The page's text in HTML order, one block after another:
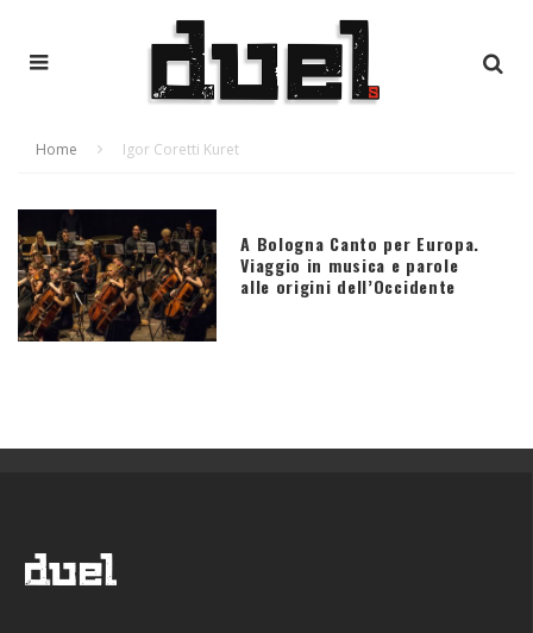
Home Igor Coretti Kuret
A Bologna Canto per Europa.
Viaggio in musica e parole
alle origini dell’Occidente